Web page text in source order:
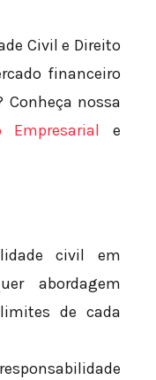
Civil e Direito
financeiro
Conheça nossa
Empresarial e
civil em
abordagem
de cada